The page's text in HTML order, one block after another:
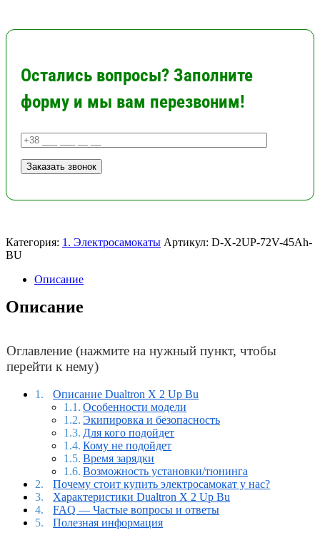
Остались вопросы? Заполните
форму и мы вам перезвоним!
Категория: 1. Электросамокаты Артикул: D-X-2UP-72V-45Ah-
BU
Описание
Описание
Оглавление (нажмите на нужный пункт, чтобы
перейти к нему)
Описание Dualtron X 2 Up Bu
Особенности модели
Экипировка и безопасность
Для кого подойдет
Кому не подойдет
Время зарядки
Возможность установки/тюнинга
Почему стоит купить электросамокат у нас?
Характеристики Dualtron X 2 Up Bu
FAQ — Частые вопросы и ответы
Полезная информация